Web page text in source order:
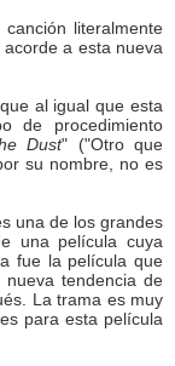
literalmente
a esta nueva
al igual que esta
de procedimiento
Dust" ("Otro que
su nombre, no es
una de los grandes
una película cuya
fue la película que
tendencia de
La trama es muy
para esta película